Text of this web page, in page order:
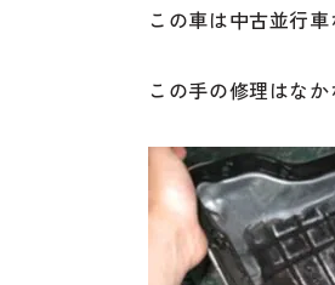
この車は中古並行
この手の修理はなか